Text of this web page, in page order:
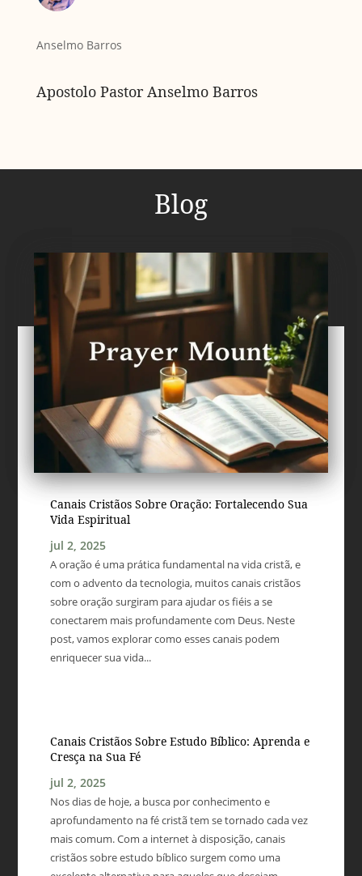
Anselmo Barros
Apostolo Pastor Anselmo Barros
Blog
Canais Cristãos Sobre Oração: Fortalecendo Sua
Vida Espiritual
jul 2, 2025
A oração é uma prática fundamental na vida cristã, e
com o advento da tecnologia, muitos canais cristãos
sobre oração surgiram para ajudar os fiéis a se
conectarem mais profundamente com Deus. Neste
post, vamos explorar como esses canais podem
enriquecer sua vida...
Canais Cristãos Sobre Estudo Bíblico: Aprenda e
Cresça na Sua Fé
jul 2, 2025
Nos dias de hoje, a busca por conhecimento e
aprofundamento na fé cristã tem se tornado cada vez
mais comum. Com a internet à disposição, canais
cristãos sobre estudo bíblico surgem como uma